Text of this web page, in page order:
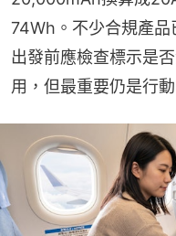
74Wh。不少合規產品
出發前應檢查標示是
用，但最重要仍是行